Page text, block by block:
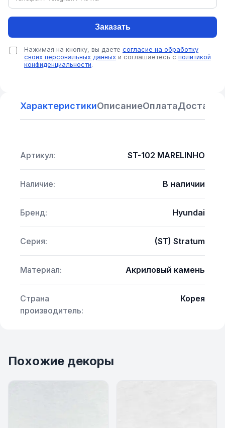
Заказать
Нажимая на кнопку, вы даете согласие на обработку
своих персональных данных и соглашаетесь с политикой
конфиденциальности.
ХарактеристикиОписаниеОплатаДоставка
Артикул: ST-102 MARELINHO
Наличие: В наличии
Бренд: Hyundai
Серия: (ST) Stratum
Материал: Акриловый камень
Страна
производитель:
Корея
Похожие декоры